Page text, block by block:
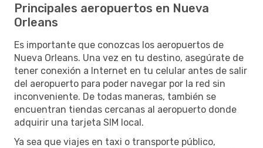
Principales aeropuertos en Nueva
Orleans
Es importante que conozcas los aeropuertos de
Nueva Orleans. Una vez en tu destino, asegúrate de
tener conexión a Internet en tu celular antes de salir
del aeropuerto para poder navegar por la red sin
inconveniente. De todas maneras, también se
encuentran tiendas cercanas al aeropuerto donde
adquirir una tarjeta SIM local.
Ya sea que viajes en taxi o transporte público,